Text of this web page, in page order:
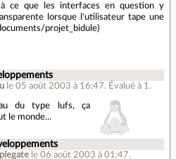
ce que les interfaces en question y
lorsque l'utilisateur tape une
projet_bidule)
le 05 août 2003 à 16:47. Évalué à 1 .
du type lufs, ça
le monde...
le 06 août 2003 à 01:47.